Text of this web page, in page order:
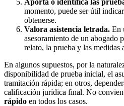
momento, puede ser útil
obtenerse.
Valora asistencia letrada. En
asesoramiento de un abogado
relato, la prueba y las medidas
En algunos supuestos, por la
disponibilidad de prueba inicial, el
tramitación rápida; en otros,
calificación jurídica final. No
rápido en todos los casos.